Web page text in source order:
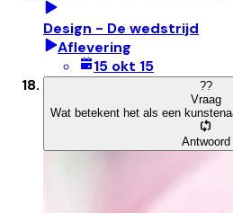
Design - De wedstrijd
Aflevering
15 okt 15
??
Vraag
Wat betekent het als een
Antwoord